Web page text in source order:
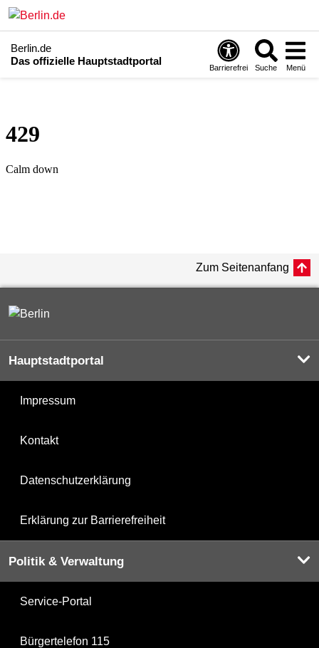
Berlin.de
Das offizielle Hauptstadtportal
Barrierefrei Suche Menü
Zum Seitenanfang
Hauptstadtportal
Impressum
Kontakt
Datenschutzerklärung
Erklärung zur Barrierefreiheit
Politik & Verwaltung
Service-Portal
Bürgertelefon 115